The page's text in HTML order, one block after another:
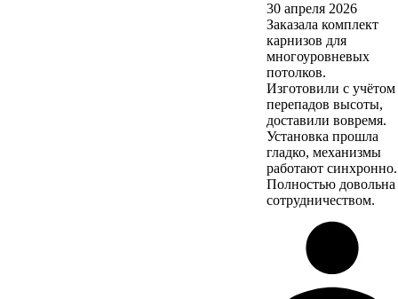
30 апреля 2026
Заказала комплект
карнизов для
многоуровневых
потолков.
Изготовили с учётом
перепадов высоты,
доставили вовремя.
Установка прошла
гладко, механизмы
работают синхронно.
Полностью довольна
сотрудничеством.